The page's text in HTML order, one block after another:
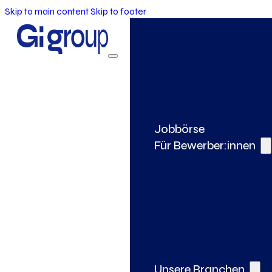
Skip to main contentSkip to footer
Jobbörse
Für Bewerber:innen